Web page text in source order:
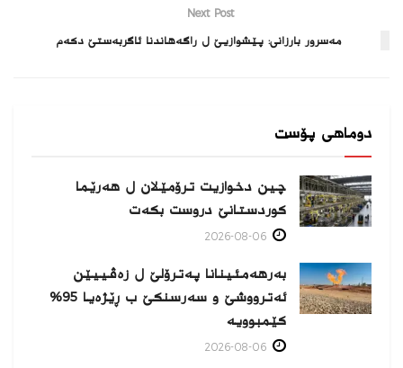
Next Post
مه‌سرور بارزانی: پێشوازیێ ل راگه‌هاندنا ئاگربه‌ستێ دكه‌م
دوماهی پۆست
چین دخوازیت ترۆمێلان ل هەرێما
كوردستانێ دروست بكەت
بەرهەمئینانا په‌ترۆلێ ل زه‌ڤییێن
ئەترووشێ و سەرسنكێ ب ڕێژەیا 95%
كێمبوویە